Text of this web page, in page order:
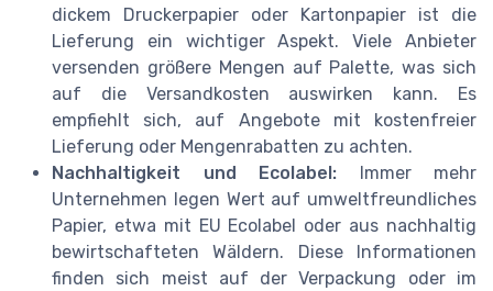
dickem Druckerpapier oder Kartonpapier ist die
Lieferung ein wichtiger Aspekt. Viele Anbieter
versenden größere Mengen auf Palette, was sich
auf die Versandkosten auswirken kann. Es
empfiehlt sich, auf Angebote mit kostenfreier
Lieferung oder Mengenrabatten zu achten.
Nachhaltigkeit und Ecolabel: Immer mehr
Unternehmen legen Wert auf umweltfreundliches
Papier, etwa mit EU Ecolabel oder aus nachhaltig
bewirtschafteten Wäldern. Diese Informationen
finden sich meist auf der Verpackung oder im